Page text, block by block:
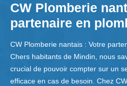
CW Plomberie
partenaire en
CW Plomberie nantais : Votre
Chers habitants de Mindin, nous
crucial de pouvoir compter sur un
efficace en cas de besoin. Chez